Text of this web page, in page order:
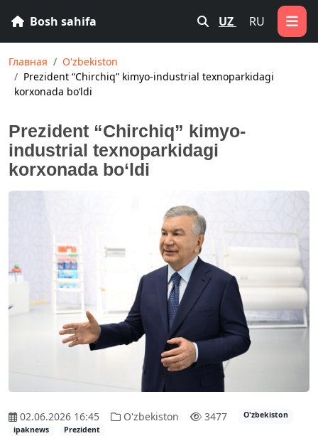
Bosh sahifa UZ RU
Главная
O'zbekiston
Prezident “Chirchiq” kimyo-industrial texnoparkidagi
korxonada bo‘ldi
Prezident “Chirchiq” kimyo-
industrial texnoparkidagi
korxonada bo‘ldi
02.06.2026 16:45 O'zbekiston 3477
O'zbekiston
ipaknews
Prezident